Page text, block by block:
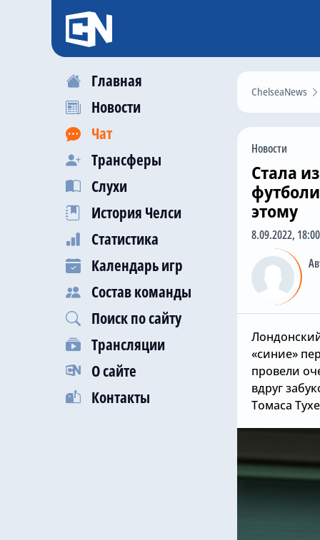
Главная
Новости
Чат
Трансферы
Слухи
История Челси
Статистика
Календарь игр
Состав команды
Поиск по сайту
Трансляции
О сайте
Контакты
ChelseaNews
Новости
Стала
этому
8.09.2022, 18:00
«синие»
провели
вдруг
Томаса